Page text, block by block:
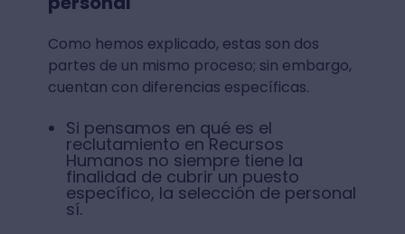
Como hemos explicado, estas son dos
partes de un mismo proceso; sin embargo,
cuentan con diferencias específicas.
Si pensamos en qué es el
reclutamiento en Recursos
Humanos no siempre tiene la
finalidad de cubrir un puesto
específico, la selección de personal
sí.